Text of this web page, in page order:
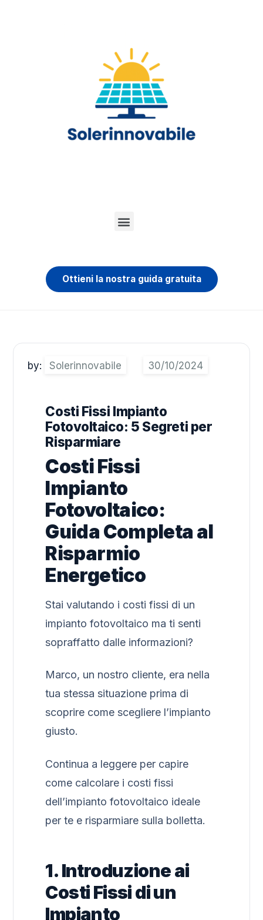
Ottieni la nostra guida gratuita
by: Solerinnovabile
Costi Fissi Impianto
Fotovoltaico: 5 Segreti per
Risparmiare
Costi Fissi
Impianto
Fotovoltaico:
Guida Completa al
Risparmio
Energetico
Stai valutando i costi fissi di un
impianto fotovoltaico ma ti senti
sopraffatto dalle informazioni?
Marco, un nostro cliente, era nella
tua stessa situazione prima di
scoprire come scegliere l’impianto
giusto.
Continua a leggere per capire
come calcolare i costi fissi
dell’impianto fotovoltaico ideale
per te e risparmiare sulla bolletta.
1. Introduzione ai
Costi Fissi di un
Impianto